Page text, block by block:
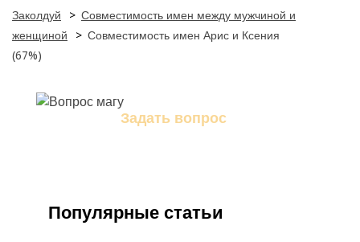
Заколдуй > Совместимость имен между мужчиной и
женщиной
> Совместимость имен Арис и Ксения
(67%)
Задать вопрос
Популярные статьи